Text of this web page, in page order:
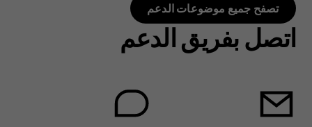
تصفح جميع موضوعات الدعم
اتصل بفريق الدعم